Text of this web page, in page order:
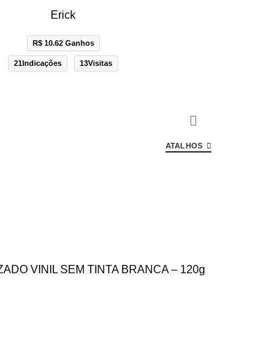
Erick
R$ 10.62 Ganhos
21Indicações 13Visitas
ATALHOS
VINIL SEM TINTA BRANCA – 120g